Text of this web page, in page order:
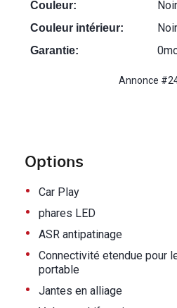
Options
• Car Play
• phares LED
• ASR antipatinage
•
Connectivité etendue pour
portable
• Jantes en alliage
Couleur: Noir
Couleur intérieur: Noir
Garantie:
Annonce